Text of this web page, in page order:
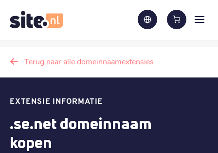
Terug naar alle domeinnaamextensies
EXTENSIE INFORMATIE
.se.net domeinnaam
kopen